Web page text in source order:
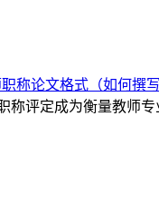
称论文格式（如何撰
称评定成为衡量教师